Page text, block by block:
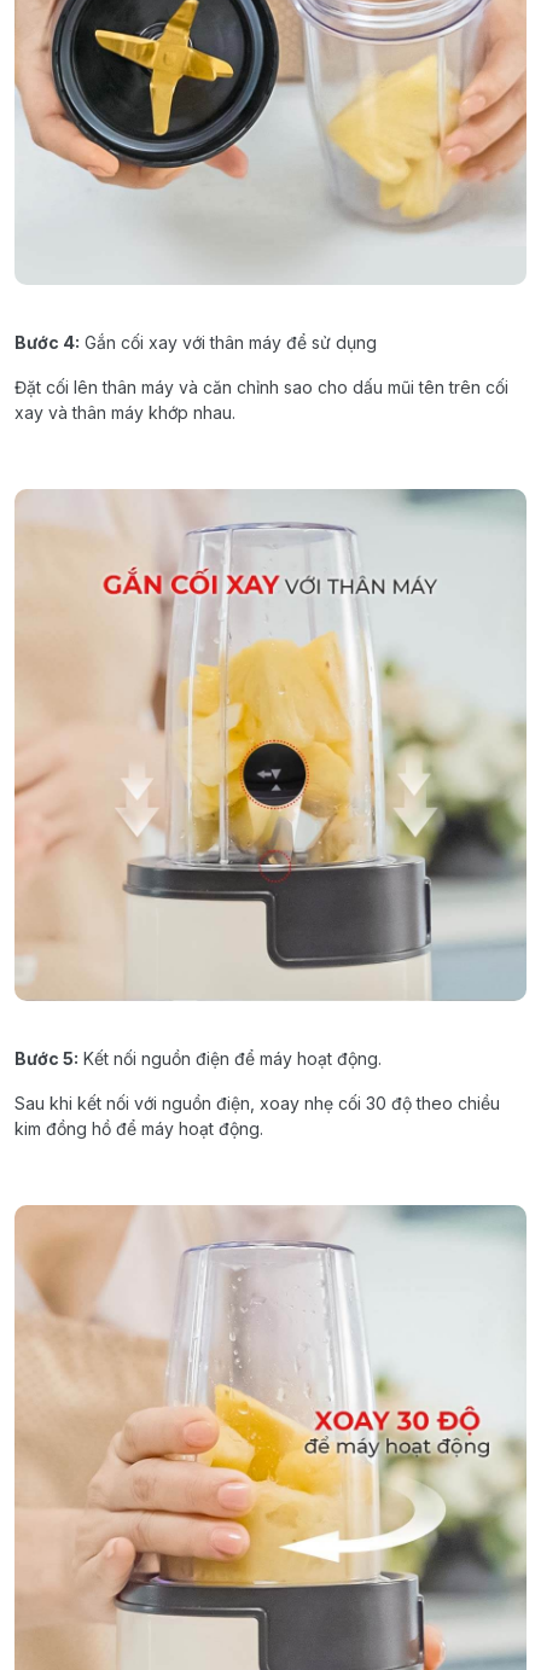
Bước 4: Gắn cối xay với thân máy để sử dụng
Đặt cối lên thân máy và căn chỉnh sao cho dấu mũi tên trên cối
xay và thân máy khớp nhau.
Bước 5: Kết nối nguồn điện để máy hoạt động.
Sau khi kết nối với nguồn điện xoay nhẹ cối 30 độ theo chiều
kim đồng hồ để máy hoạt động.